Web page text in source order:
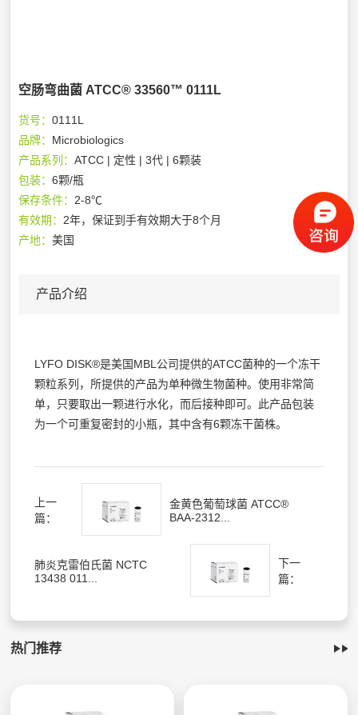
空肠弯曲菌 ATCC® 33560™ 0111L
货号：0111L
品牌： Microbiologics
产品系列：ATCC | 定性 | 3代 | 6颗装
包装：6颗/瓶
保存条件： 2-8℃
有效期： 2年，保证到手有效期大于8个月
产地：美国
产品介绍
LYFO DISK®是美国MBL公司提供的ATCC菌种的一个冻干
颗粒系列，所提供的产品为单种微生物菌种。使用非常简
单，只要取出一颗进行水化，而后接种即可。此产品包装
为一个可重复密封的小瓶，其中含有6颗冻干菌株。
上一
篇：
金黄色葡萄球菌 ATCC®
BAA-2312...
肺炎克雷伯氏菌 NCTC
13438 011...
下一
篇：
热门推荐